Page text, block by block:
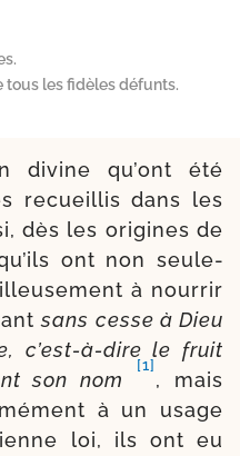
tous les fidèles défunts.
divine qu’ont été
recueillis dans les
dès les ori­gines de
ont non seule­
à nour­rir
sans cesse à Dieu
c’est-à-dire le fruit
son nom
[1]
, mais
à un usage
loi, ils ont eu